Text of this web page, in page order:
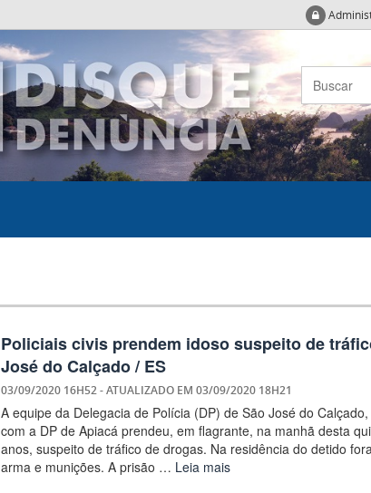
Policiais civis prendem idoso suspeito de
José do Calçado / ES
03/09/2020 16H52- ATUALIZADO EM 03/09/2020 18H21
A equipe da Delegacia de Polícia (DP) de São José do
com a DP de Apiacá prendeu, em flagrante, na manhã desta
anos, suspeito de tráfico de drogas. Na residência do detido
arma e munições. A prisão … Leia mais